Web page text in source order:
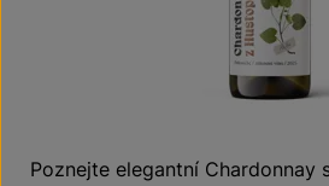
Poznejte elegantní Chardonnay